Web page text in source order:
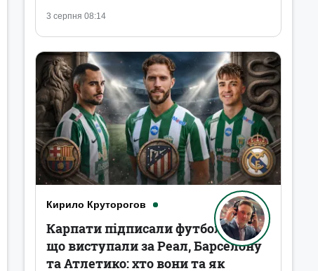
3 серпня 08:14
Кирило Круторогов
Карпати підписали футболістів,
що виступали за Реал, Барселону
та Атлетико: хто вони та як